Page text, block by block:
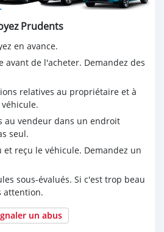
Prudents
en avance.
avant de l'acheter. Demandez des
relatives au propriétaire et à
au vendeur dans un endroit
seul.
et reçu le véhicule. Demandez un
sous-évalués. Si c'est trop beau
attention.
un abus